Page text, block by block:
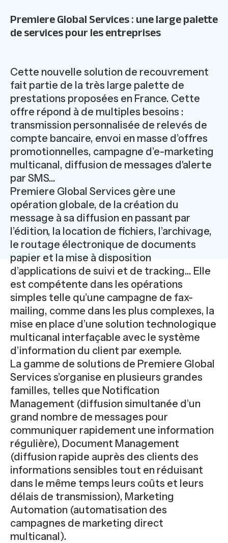
Premiere Global Services : une large palette
de services pour les entreprises
Cette nouvelle solution de recouvrement
fait partie de la très large palette de
prestations proposées en France. Cette
offre répond à de multiples besoins :
transmission personnalisée de relevés de
compte bancaire, envoi en masse d’offres
promotionnelles, campagne d’e-marketing
multicanal, diffusion de messages d'alerte
par SMS...
Premiere Global Services gère une
opération globale, de la création du
message à sa diffusion en passant par
l’édition, la location de fichiers, l’archivage,
le routage électronique de documents
papier et la mise à disposition
d’applications de suivi et de tracking... Elle
est compétente dans les opérations
simples telle qu’une campagne de fax-
mailing, comme dans les plus complexes, la
mise en place d’une solution technologique
multicanal interfaçable avec le système
d’information du client par exemple.
La gamme de solutions de Premiere Global
Services s’organise en plusieurs grandes
familles, telles que Notification
Management (diffusion simultanée d’un
grand nombre de messages pour
communiquer rapidement une information
régulière), Document Management
(diffusion rapide auprès des clients des
informations sensibles tout en réduisant
dans le même temps leurs coûts et leurs
délais de transmission), Marketing
Automation (automatisation des
campagnes de marketing direct
multicanal).